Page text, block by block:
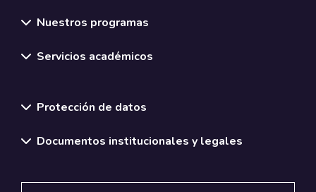
Nuestros programas
Servicios académicos
Protección de datos
Documentos institucionales y legales